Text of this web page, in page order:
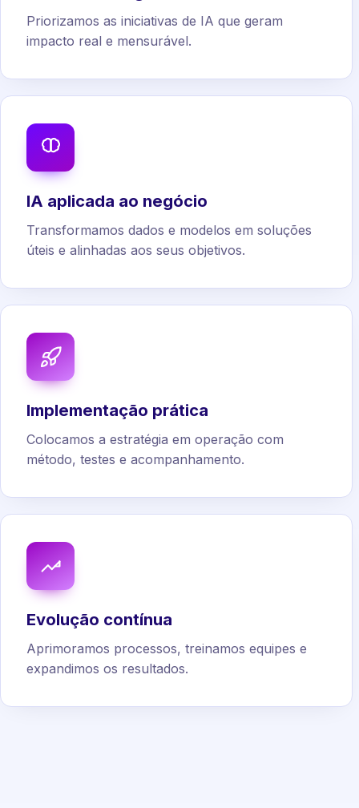
Priorizamos as iniciativas de IA que geram
impacto real e mensurável.
IA aplicada ao negócio
Transformamos dados e modelos em soluções
úteis e alinhadas aos seus objetivos.
Implementação prática
Colocamos a estratégia em operação com
método, testes e acompanhamento.
Evolução contínua
Aprimoramos processos, treinamos equipes e
expandimos os resultados.